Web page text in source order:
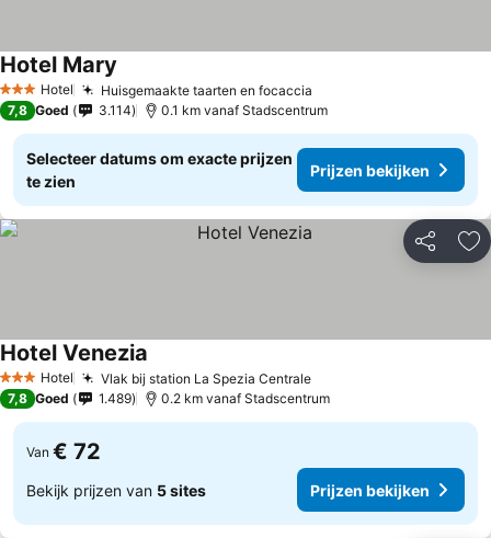
3 SterrenHotel Huisgemaakte taarten en focaccia
Hotel Mary
7,8 Goed 3.114 0.1 km vanaf Stadscentrum
Selecteer datums om exacte prijzen
te zien
Prijzen bekijken
Delen
3 SterrenHotel Vlak bij station La Spezia Centrale
Hotel Venezia
7,8 Goed 1.489 0.2 km vanaf Stadscentrum
Van € 72
Bekijk prijzen van 5 sites Prijzen bekijken